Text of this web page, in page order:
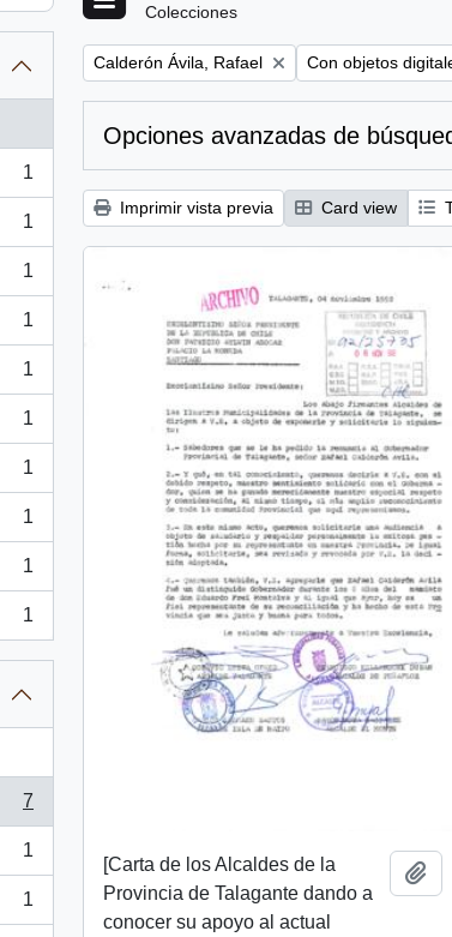
1
1
1
1
1
1
1
1
1
1
7
1
1
Colecciones
Remove filter:
Calderón Ávila, Rafael Remove filter:
Con objetos
Opciones avanzadas de
Imprimir vista previa Card view
[Carta de los Alcaldes de la
Provincia de Talagante dando a
conocer su apoyo al actual